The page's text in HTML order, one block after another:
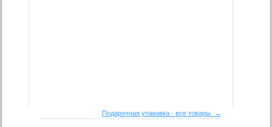
Подарочная упаковка - все товары →